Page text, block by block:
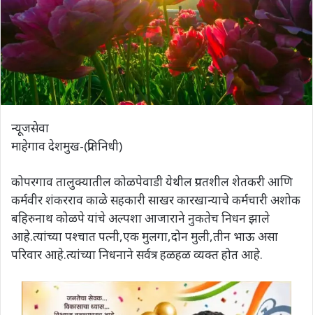
न्यूजसेवा
माहेगाव देशमुख-(प्रतिनिधी)
कोपरगाव तालुक्यातील कोळपेवाडी येथील प्रगतशील शेतकरी आणि
कर्मवीर शंकरराव काळे सहकारी साखर कारखान्याचे कर्मचारी अशोक
बहिरुनाथ कोळपे यांचे अल्पशा आजाराने नुकतेच निधन झाले
आहे.त्यांच्या पश्चात पत्नी,एक मुलगा,दोन मुली,तीन भाऊ असा
परिवार आहे.त्यांच्या निधनाने सर्वत्र हळहळ व्यक्त होत आहे.